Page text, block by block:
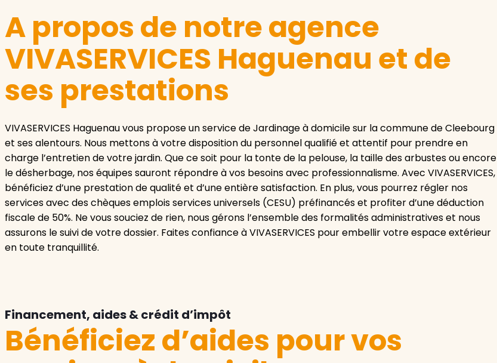
A propos de notre agence
VIVASERVICES Haguenau et de
ses prestations
VIVASERVICES Haguenau vous propose un service de Jardinage à domicile sur la commune de Cleebourg
et ses alentours. Nous mettons à votre disposition du personnel qualifié et attentif pour prendre en
charge l’entretien de votre jardin. Que ce soit pour la tonte de la pelouse, la taille des arbustes ou encore
le désherbage, nos équipes sauront répondre à vos besoins avec professionnalisme. Avec VIVASERVICES,
bénéficiez d’une prestation de qualité et d’une entière satisfaction. En plus, vous pourrez régler nos
services avec des chèques emplois services universels (CESU) préfinancés et profiter d’une déduction
fiscale de 50%. Ne vous souciez de rien, nous gérons l’ensemble des formalités administratives et nous
assurons le suivi de votre dossier. Faites confiance à VIVASERVICES pour embellir votre espace extérieur
en toute tranquillité.
Financement, aides & crédit d’impôt
Bénéficiez d’aides pour vos